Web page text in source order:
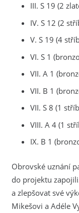
III. S 19 (2
IV. S 12 (2
V. S 19 (4
VI. S 1
VII. A 1
VII. B 1
VII. S 8 (1
VIII. A 4 (1
IX. B 1
Obrovské uznání
do projektu
a zlepšovat své
Mikešovi a Adéle